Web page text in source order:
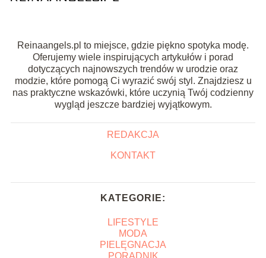
Reinaangels.pl to miejsce, gdzie piękno spotyka modę.
Oferujemy wiele inspirujących artykułów i porad
dotyczących najnowszych trendów w urodzie oraz
modzie, które pomogą Ci wyrazić swój styl. Znajdziesz u
nas praktyczne wskazówki, które uczynią Twój codzienny
wygląd jeszcze bardziej wyjątkowym.
REDAKCJA
KONTAKT
KATEGORIE:
LIFESTYLE
MODA
PIELĘGNACJA
PORADNIK